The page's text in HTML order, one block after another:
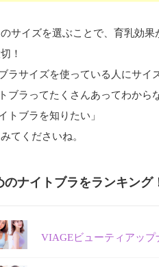
サイズを選ぶことで、育乳効
！
ラサイズを使っている人にサイ
ブラってたくさんあってわから
トブラを知りたい」
てくださいね。
ナイトブラをランキング
VIAGEビューティアッ